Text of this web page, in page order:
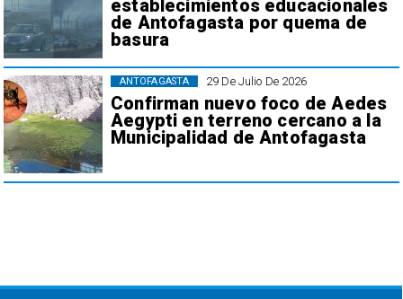
establecimientos educacionales
de Antofagasta por quema de
basura
29 De Julio De 2026
Confirman nuevo foco de Aedes
Aegypti en terreno cercano a la
Municipalidad de Antofagasta
ANTOFAGASTA